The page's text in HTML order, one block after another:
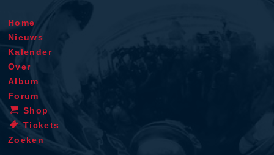
Home
Nieuws
Kalender
Over
Album
Forum
Shop
Tickets
Zoeken